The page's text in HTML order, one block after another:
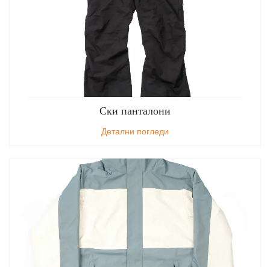
Ски панталони
Детални погледи